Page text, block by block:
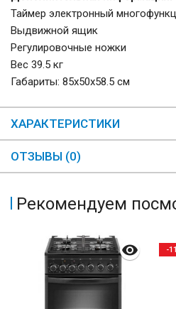
Таймер электронный
Выдвижной ящик
Регулировочные ножки
Вес 39.5 кг
Габариты: 85х50х58.5 см
ХАРАКТЕРИСТИКИ
ОТЗЫВЫ (0)
Рекомендуем
-